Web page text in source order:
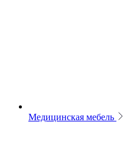
Медицинская мебель